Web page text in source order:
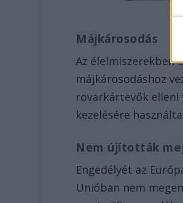
Májkárosodás
Az élelmiszerekben
májkárosodáshoz
rovarkártevők elleni
kezelésére
Nem újították
Engedélyét az
Unióban nem